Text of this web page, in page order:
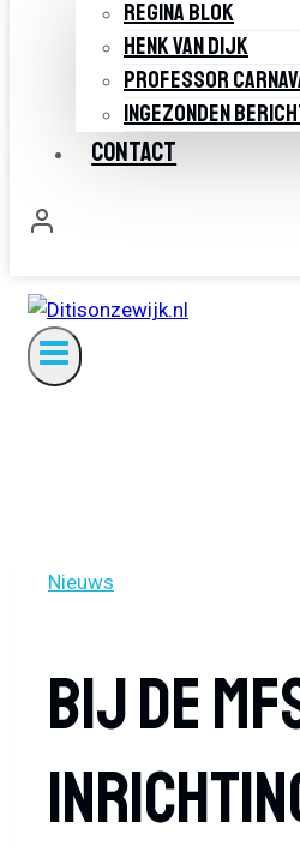
REGINA BLOK
HENK VAN DIJK
PROFESSOR
INGEZONDEN
CONTACT
Nieuws
Bij De